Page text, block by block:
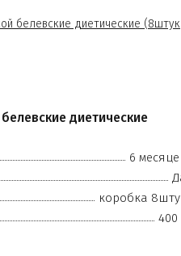
диетические
6
коробка
400